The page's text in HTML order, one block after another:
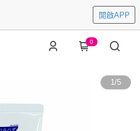
開啟APP
0
1/5